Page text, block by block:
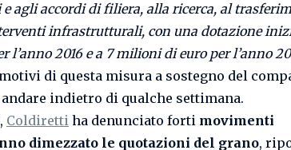
agli accordi di filiera, alla ricerca, al
infrastrutturali, con una dotazione
l’anno 2016 e a 7 milioni di euro per l’anno
di questa misura a sostegno del
indietro di qualche settimana.
Coldiretti ha denunciato forti movimenti
dimezzato le quotazioni del grano,